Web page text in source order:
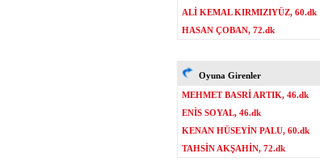
ALİ KEMAL KIRMIZIYÜZ, 60.dk
HASAN ÇOBAN, 72.dk
Oyuna Girenler
MEHMET BASRİ ARTIK, 46.dk
ENİS SOYAL, 46.dk
KENAN HÜSEYİN PALU, 60.dk
TAHSİN AKŞAHİN, 72.dk